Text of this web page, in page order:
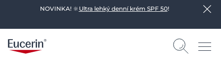
NOVINKA! 🔆 Ultra lehký denní krém SPF 50!